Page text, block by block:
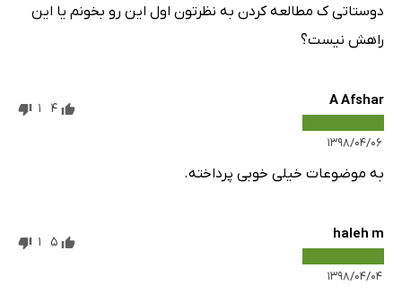
دوستاتی ک مطالعه کردن به نظرتون اول این رو بخونم یا این
راهش نیست؟
A Afshar
۱۳۹۸/۰۴/۰۶
4
1
به موضوعات خیلی خوبی پرداخته.
haleh m
۱۳۹۸/۰۴/۰۴
5
1